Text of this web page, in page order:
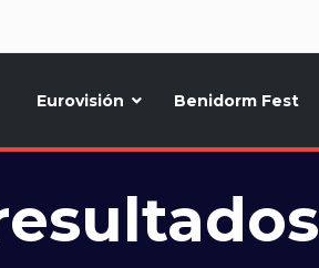
Eurovisión Benidorm Fest